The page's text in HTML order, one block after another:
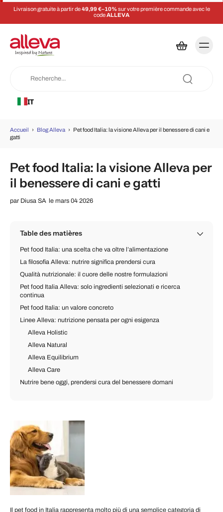
Livraison gratuite à partir de49,99 €–10% sur votre première commande avec le
codeALLEVA
IT
Accueil › Blog Alleva › Pet food Italia: la visione Alleva per il benessere di cani e
gatti
Pet food Italia: la visione Alleva per
il benessere di cani e gatti
par Diusa SA le mars 04 2026
Table des matières
Pet food Italia: una scelta che va oltre l’alimentazione
La filosofia Alleva: nutrire significa prendersi cura
Qualità nutrizionale: il cuore delle nostre formulazioni
Pet food Italia Alleva: solo ingredienti selezionati e ricerca
continua
Pet food Italia: un valore concreto
Linee Alleva: nutrizione pensata per ogni esigenza
Alleva Holistic
Alleva Natural
Alleva Equilibrium
Alleva Care
Nutrire bene oggi, prendersi cura del benessere domani
Il pet food in Italia rappresenta molto più di una semplice categoria di